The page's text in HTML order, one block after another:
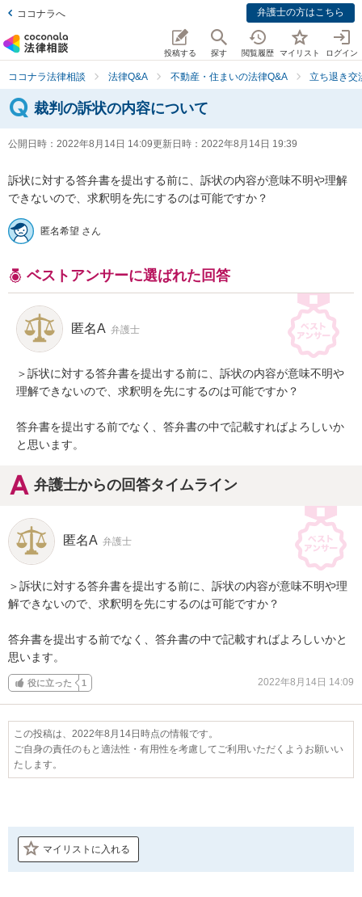
ココナラへ 弁護士の方はこちら
投稿する 探す 閲覧履歴 マイリスト ログイン
ココナラ法律相談 法律Q&A 不動産・住まいの法律Q&A 立ち退き交
裁判の訴状の内容について
公開日時： 2022年8月14日 14:09更新日時： 2022年8月14日 19:39
訴状に対する答弁書を提出する前に、訴状の内容が意味不明や理解
できないので、求釈明を先にするのは可能ですか？
匿名希望 さん
ベストアンサーに選ばれた回答
匿名A 弁護士
＞訴状に対する答弁書を提出する前に、訴状の内容が意味不明や
理解できないので、求釈明を先にするのは可能ですか？
答弁書を提出する前でなく、答弁書の中で記載すればよろしいか
と思います。
弁護士からの回答タイムライン
匿名A 弁護士
＞訴状に対する答弁書を提出する前に、訴状の内容が意味不明や理
解できないので、求釈明を先にするのは可能ですか？
答弁書を提出する前でなく、答弁書の中で記載すればよろしいかと
思います。
役に立った 1 2022年8月14日 14:09
この投稿は、2022年8月14日時点の情報です。
ご自身の責任のもと適法性・有用性を考慮してご利用いただくようお願いい
たします。
マイリストに入れる